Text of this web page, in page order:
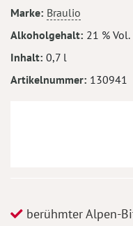
springen
Mehr
Informationen
Marke Braulio
Alkoholgehalt 21 % Vol.
Inhalt 0,7 l
Artikelnummer 130941
berühmter Alpen-